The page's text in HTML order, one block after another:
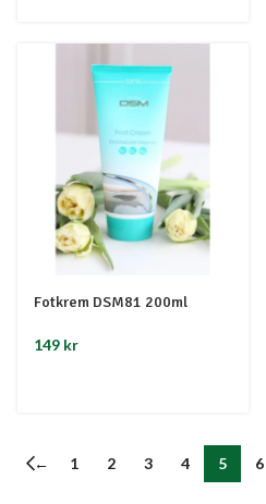
Fotkrem DSM81 200ml
149 kr
← 1 2 3 4 5 6